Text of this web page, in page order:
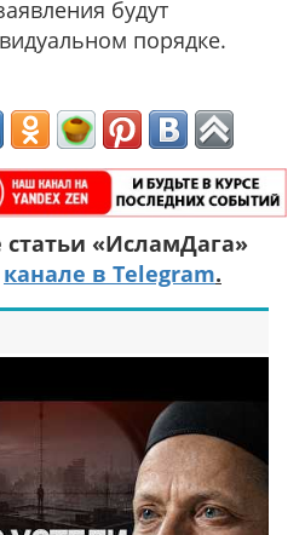
будут
порядке.
«ИсламДага»
канале в Telegram.